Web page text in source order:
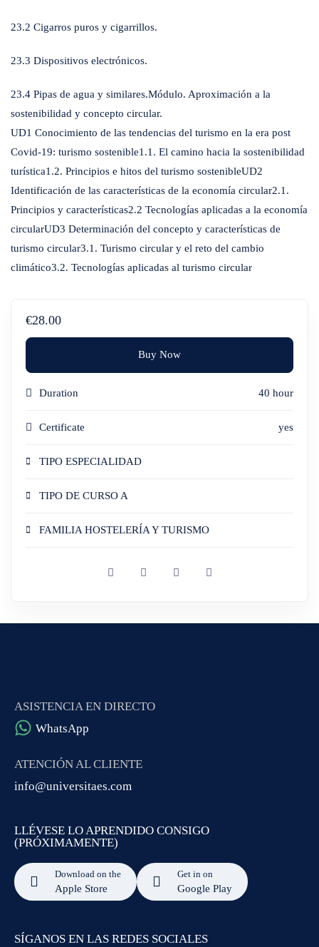
23.2 Cigarros puros y cigarrillos.
23.3 Dispositivos electrónicos.
23.4 Pipas de agua y similares.Módulo. Aproximación a la
sostenibilidad y concepto circular.
UD1 Conocimiento de las tendencias del turismo en la era post
Covid-19: turismo sostenible1.1. El camino hacia la sostenibilidad
turística1.2. Principios e hitos del turismo sostenibleUD2
Identificación de las características de la economía circular2.1.
Principios y características2.2 Tecnologías aplicadas a la economía
circularUD3 Determinación del concepto y características de
turismo circular3.1. Turismo circular y el reto del cambio
climático3.2. Tecnologías aplicadas al turismo circular
€28.00
Buy Now
Duration 40 hour
Certificate yes
TIPO ESPECIALIDAD
TIPO DE CURSO A
FAMILIA HOSTELERÍA Y TURISMO
ASISTENCIA EN DIRECTO
WhatsApp
ATENCIÓN AL CLIENTE
info@universitaes.com
LLÉVESE LO APRENDIDO CONSIGO
(PRÓXIMAMENTE)
Download on the
Apple Store
Get in on
Google Play
SÍGANOS EN LAS REDES SOCIALES